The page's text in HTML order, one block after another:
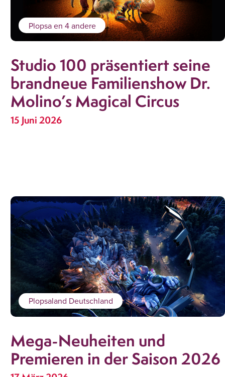
Plopsa en 4 andere
Studio 100 präsentiert seine
brandneue Familienshow Dr.
Molino’s Magical Circus
15 Juni 2026
Plopsaland Deutschland
Mega-Neuheiten und
Premieren in der Saison 2026